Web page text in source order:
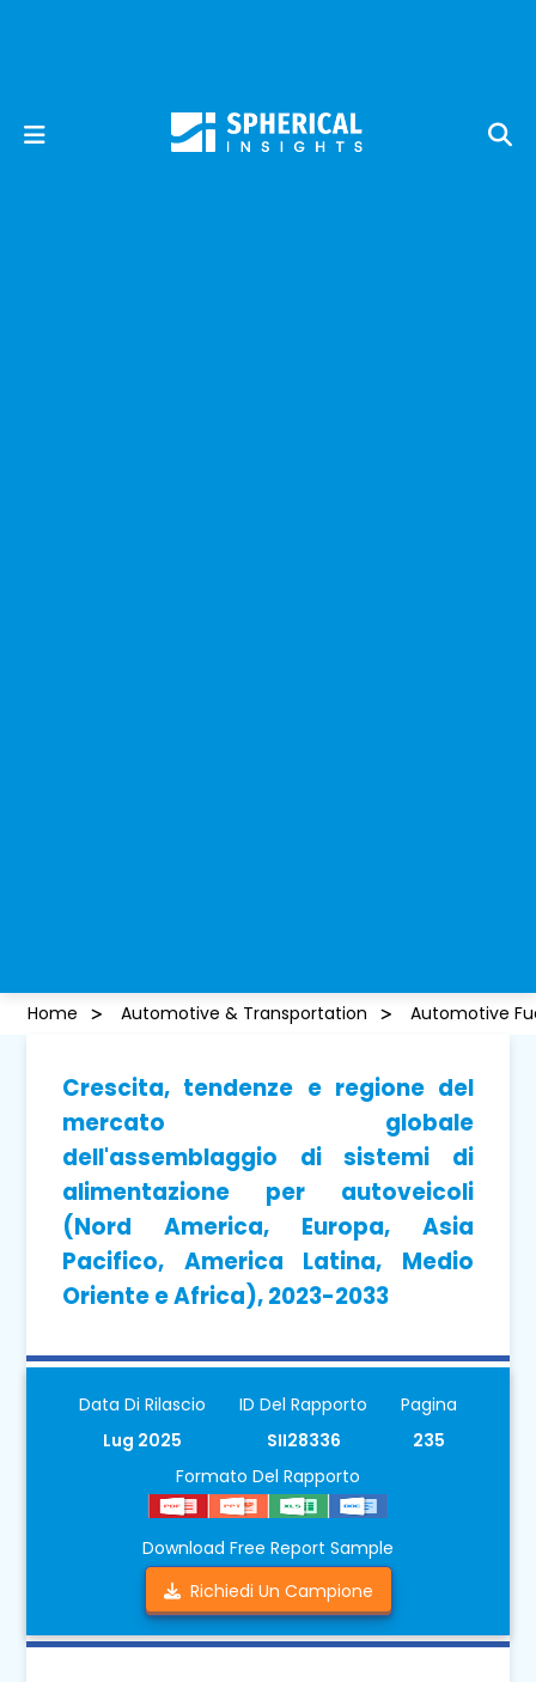
Home Automotive & Transportation Automotive
Crescita, tendenze e regione del
mercato globale
dell'assemblaggio di sistemi di
alimentazione per autoveicoli
(Nord America, Europa, Asia
Pacifico, America Latina, Medio
Oriente e Africa), 2023-2033
Data Di Rilascio
Lug 2025
ID Del Rapporto
SII28336
Pagina
235
Formato Del Rapporto
Download Free Report Sample
Richiedi Un Campione